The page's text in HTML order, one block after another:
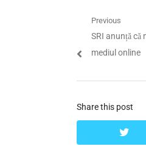
Navigare
Previous
Previous
post:
SRI anunță
mediul online
Share this post